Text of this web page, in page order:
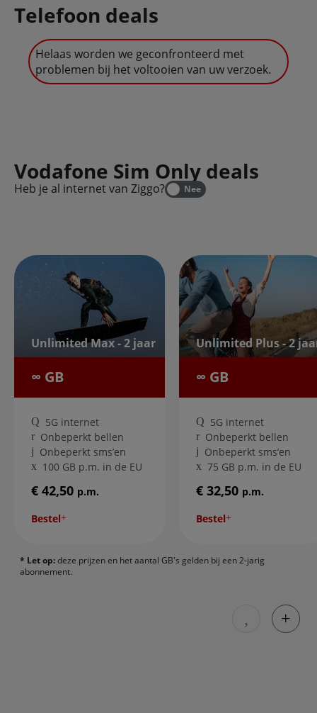
Telefoon deals
Helaas worden we geconfronteerd met
problemen bij het voltooien van uw verzoek.
Vodafone Sim Only deals
Heb je al internet van Ziggo? Nee
Unlimited Max - 2 jaar
∞ GB
5G internet
Onbeperkt bellen
Onbeperkt sms’en
100 GB p.m. in de EU
€ 42,50 p.m.
Bestel
Unlimited Plus - 2
∞ GB
5G internet
Onbeperkt bellen
Onbeperkt sms’en
75 GB p.m. in de EU
€ 32,50 p.m.
Bestel
* Let op:deze prijzen en het aantal GB's gelden bij een 2-jarig
abonnement.